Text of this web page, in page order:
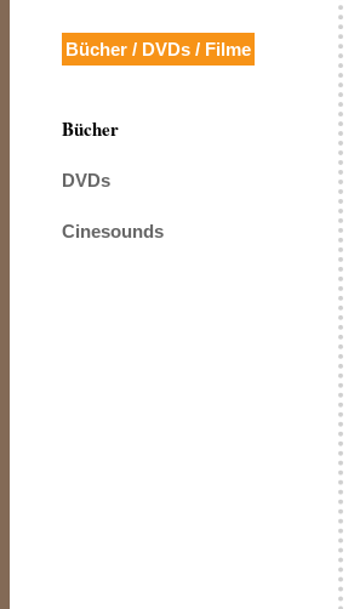
Bücher / DVDs / Filme
Bücher
DVDs
Cinesounds